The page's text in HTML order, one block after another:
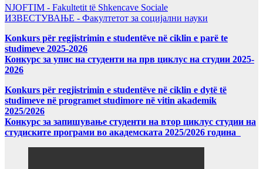
NJOFTIM - Fakultetit të Shkencave Sociale
ИЗВЕСТУВАЊЕ - Факултетот за социјални науки
Konkurs për regjistrimin e studentëve në ciklin e parë te
studimeve 2025-2026
Конкурс за упис на студенти на прв циклус на студии 2025-
2026
Konkurs për regjistrimin e studentëve në ciklin e dytë të
studimeve në programet studimore në vitin akademik
2025/2026
Конкурс за запишување студенти на втор циклус студии на
студиските програми во академската 2025/2026 година